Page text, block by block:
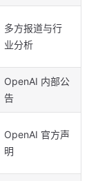
多方报道与行
业分析
OpenAI 内部公
告
OpenAI 官方声
明